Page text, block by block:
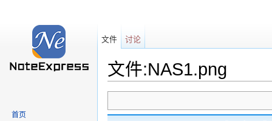
文件:NAS1.png
文件 讨论
首页